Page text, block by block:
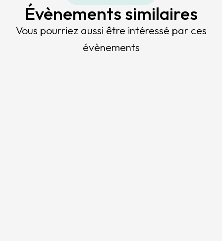
Évènements similaires
Vous pourriez aussi être intéressé par ces
évènements